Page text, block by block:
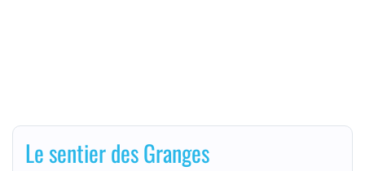
Le sentier des Granges